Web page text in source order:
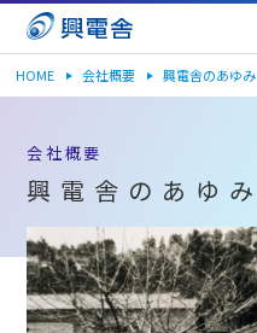
HOME 会社概要 興電舎のあゆみ
会社概要
興電舎のあゆみ